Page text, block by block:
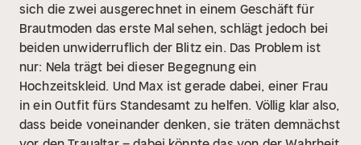
sich die zwei ausgerechnet in einem Geschäft für
Brautmoden das erste Mal sehen, schlägt jedoch bei
beiden unwiderruflich der Blitz ein. Das Problem ist
nur: Nela trägt bei dieser Begegnung ein
Hochzeitskleid. Und Max ist gerade dabei, einer Frau
in ein Outfit fürs Standesamt zu helfen. Völlig klar also,
dass beide voneinander denken, sie träten demnächst